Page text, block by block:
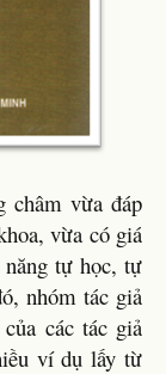
châm vừa đáp
vừa có giá
tự học, tự
nhóm tác giả
các tác giả
ví dụ lấy từ